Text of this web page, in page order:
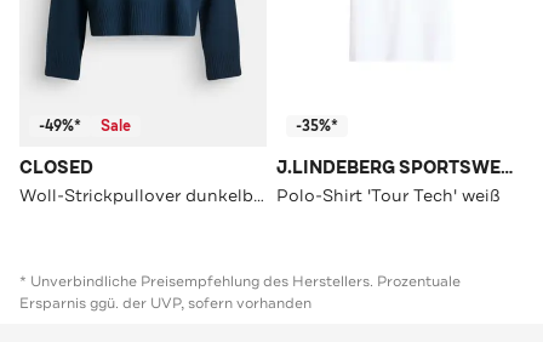
-49%* Sale
CLOSED
Woll-Strickpullover dunkelblau
-35%*
J.LINDEBERG SPORTSWEAR
Polo-Shirt 'Tour Tech' weiß
* Unverbindliche Preisempfehlung des Herstellers. Prozentuale
Ersparnis ggü. der UVP, sofern vorhanden